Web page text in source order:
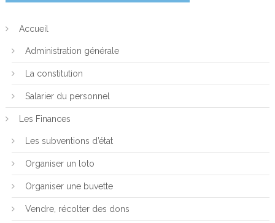
Accueil
Administration générale
La constitution
Salarier du personnel
Les Finances
Les subventions d’état
Organiser un loto
Organiser une buvette
Vendre, récolter des dons